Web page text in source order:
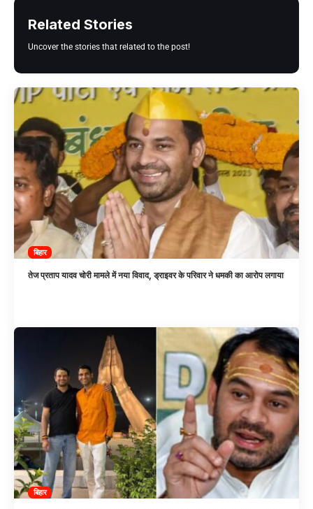
Related Stories
Uncover the stories that related to the post!
बिहार
तेज प्रताप यादव चोरी मामले में नया विवाद, ड्राइवर के परिवार ने धमकी का आरोप लगाया
बिहार